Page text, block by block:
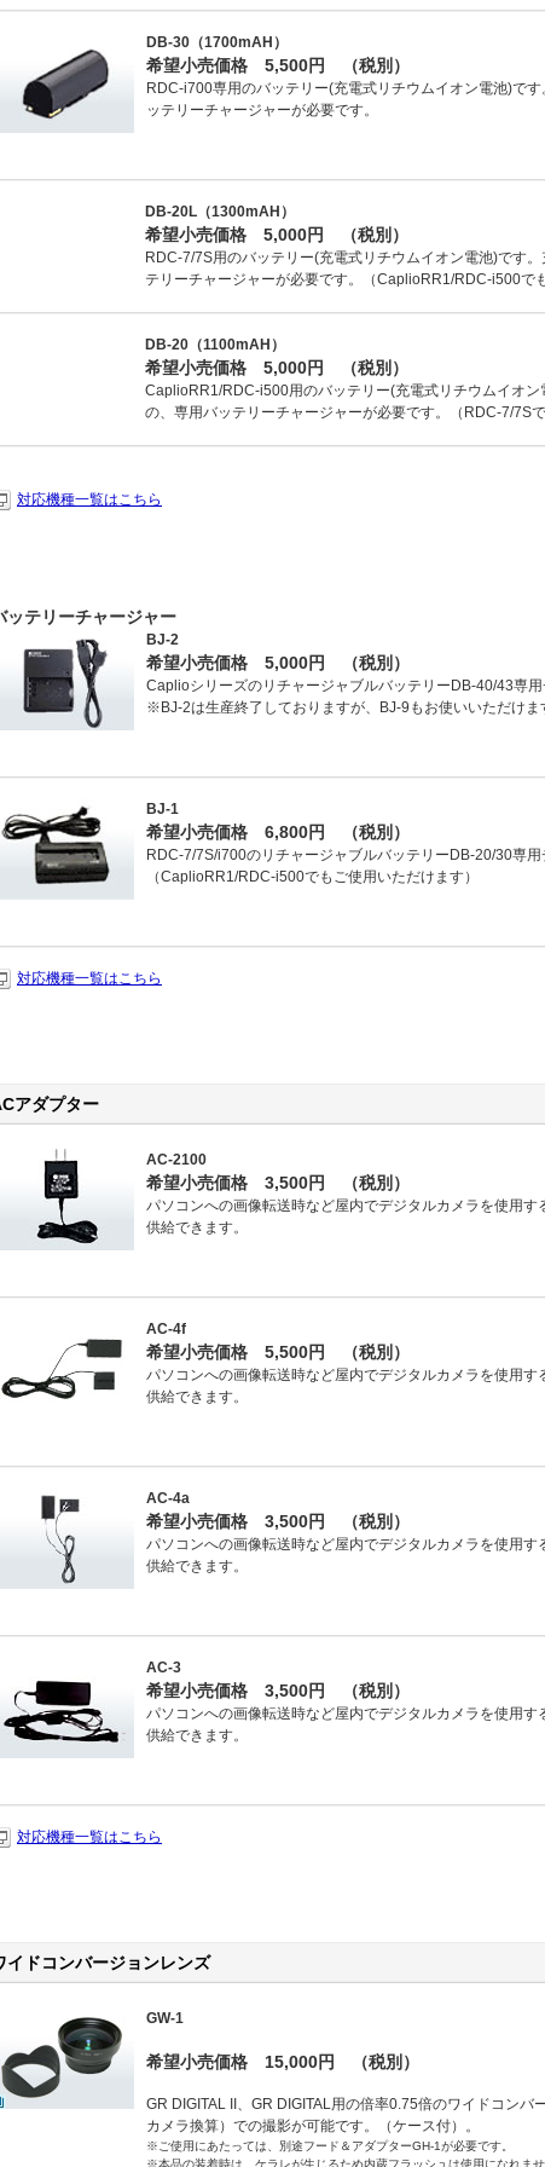
DB-30（1700mAH）
希望小売価格 5,500円 （税別）
RDC-i700専用のバッテリー(充電式リチウムイオン電池)で
ッテリーチャージャーが必要です。
DB-20L（1300mAH）
希望小売価格 5,000円 （税別）
RDC-7/7S用のバッテリー(充電式リチウムイオン電池)です
テリーチャージャーが必要です。（CaplioRR1/RDC-i500で
DB-20（1100mAH）
希望小売価格 5,000円 （税別）
CaplioRR1/RDC-i500用のバッテリー(充電式リチウムイオ
の、専用バッテリーチャージャーが必要です。（RDC-7/7S
対応機種一覧はこちら
ッテリーチャージャー
BJ-2
希望小売価格 5,000円 （税別）
CaplioシリーズのリチャージャブルバッテリーDB-40/43専
※BJ-2は生産終了しておりますが、BJ-9もお使いいただけま
BJ-1
希望小売価格 6,800円 （税別）
RDC-7/7S/i700のリチャージャブルバッテリーDB-20/30専
（CaplioRR1/RDC-i500でもご使用いただけます）
対応機種一覧はこちら
アダプター
AC-2100
希望小売価格 3,500円 （税別）
パソコンへの画像転送時など屋内でデジタルカメラを使用
供給できます。
AC-4f
希望小売価格 5,500円 （税別）
パソコンへの画像転送時など屋内でデジタルカメラを使用
供給できます。
AC-4a
希望小売価格 3,500円 （税別）
パソコンへの画像転送時など屋内でデジタルカメラを使用
供給できます。
AC-3
希望小売価格 3,500円 （税別）
パソコンへの画像転送時など屋内でデジタルカメラを使用
供給できます。
対応機種一覧はこちら
イドコンバージョンレンズ
GW-1
希望小売価格 15,000円 （税別）
GR DIGITAL II、GR DIGITAL用の倍率0.75倍のワイドコン
カメラ換算）での撮影が可能です。（ケース付）。
※ご使用にあたっては、別途フード＆アダプターGH-1が必要です。
※本品の装着時は、ケラレが生じるため内蔵フラッシュは使用になれま